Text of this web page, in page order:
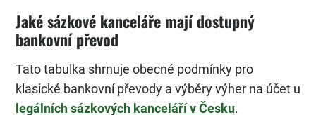
Jaké sázkové kanceláře mají dostupný
bankovní převod
Tato tabulka shrnuje obecné podmínky pro
klasické bankovní převody a výběry výher na účet u
legálních sázkových kanceláří v Česku.